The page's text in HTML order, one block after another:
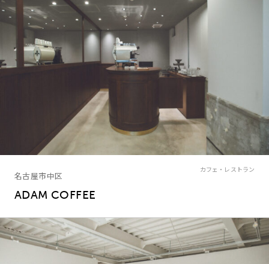
ADAM COFFEE
名古屋市中区
カフェ・レストラン